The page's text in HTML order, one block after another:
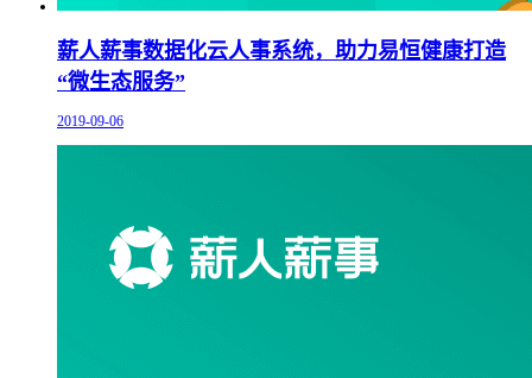
薪人薪事数据化云人事系统，助力易恒健康打造
“微生态服务”
2019-09-06